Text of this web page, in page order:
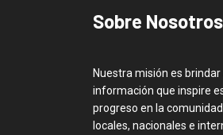
Sobre Nosotros
Nuestra misión es
información que inspire
progreso en la
locales, nacionales e